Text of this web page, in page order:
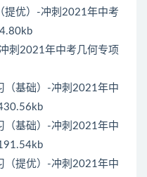
提优）-冲刺2021年中考
刺2021年中考几何专项
（基础）-冲刺2021年中
（基础）-冲刺2021年中
（提优）-冲刺2021年中